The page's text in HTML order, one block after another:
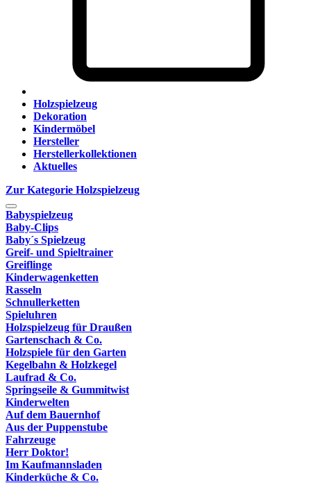
Holzspielzeug
Dekoration
Kindermöbel
Hersteller
Herstellerkollektionen
Aktuelles
Zur Kategorie Holzspielzeug
Babyspielzeug
Baby-Clips
Baby´s Spielzeug
Greif- und Spieltrainer
Greiflinge
Kinderwagenketten
Rasseln
Schnullerketten
Spieluhren
Holzspielzeug für Draußen
Gartenschach & Co.
Holzspiele für den Garten
Kegelbahn & Holzkegel
Laufrad & Co.
Springseile & Gummitwist
Kinderwelten
Auf dem Bauernhof
Aus der Puppenstube
Fahrzeuge
Herr Doktor!
Im Kaufmannsladen
Kinderküche & Co.